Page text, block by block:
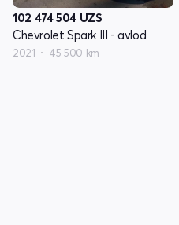
102 474 504 UZS
Chevrolet Spark III - avlod
2021 45 500 km